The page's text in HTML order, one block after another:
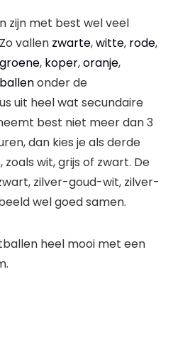
zijn met best wel veel
vallen zwarte,witte, rode,
groene, koper,oranje,
onder de
uit heel wat secundaire
best niet meer dan 3
dan kies je als derde
wit, grijs of zwart. De
zilver-goud-wit, zilver-
wel goed samen.
heel mooi met een